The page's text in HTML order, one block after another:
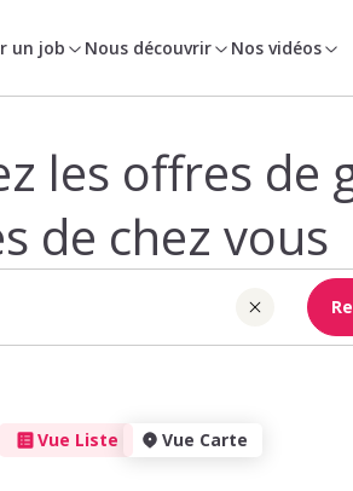
un job Nous découvrir Nos vidéos
les offres de
de chez vous
Vue Liste Vue Carte